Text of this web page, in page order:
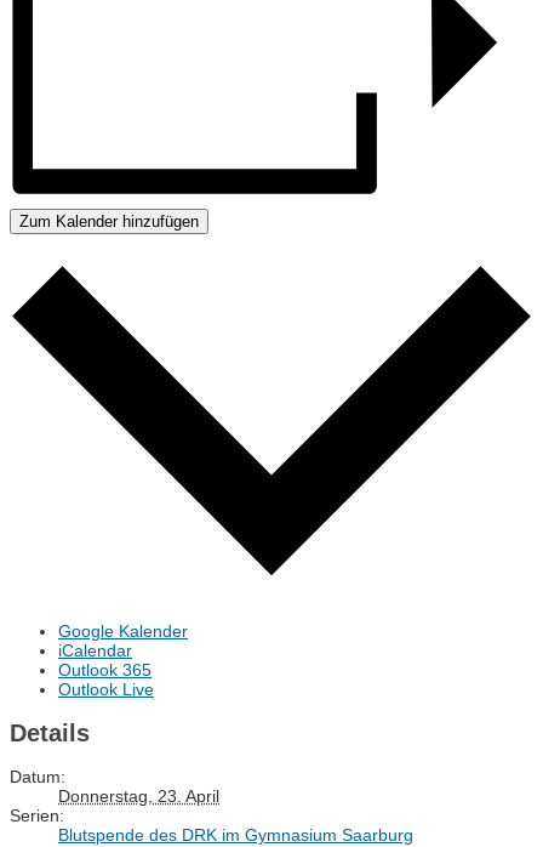
Zum Kalender hinzufügen
Google Kalender
iCalendar
Outlook 365
Outlook Live
Details
Datum:
Donnerstag, 23. April
Serien:
Blutspende des DRK im Gymnasium Saarburg